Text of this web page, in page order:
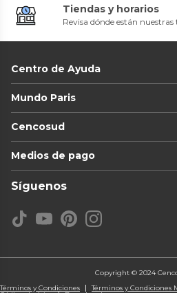
Tiendas y horarios
Revisa dónde están nuestras
Centro de Ayuda
Mundo Paris
Cencosud
Medios de pago
Síguenos
Copyright © 2024
Términos y Condiciones
Términos y Condiciones